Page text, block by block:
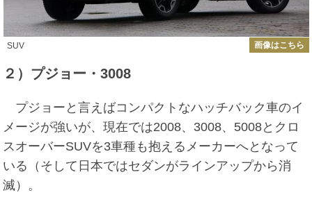
SUV 画像はこちら
２）プジョー・3008
プジョーと言えばコンパクトなハッチバック車のイ
メージが強いが、現在では2008、3008、5008とクロ
スオーバーSUVを3車種も抱えるメーカーへとなって
いる（そして日本ではセダンがラインアップから消
滅）。